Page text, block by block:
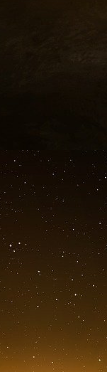
pas
à partir de
de
sanitaire,
centrale
la
l’emprunt
soit amené à
Ce